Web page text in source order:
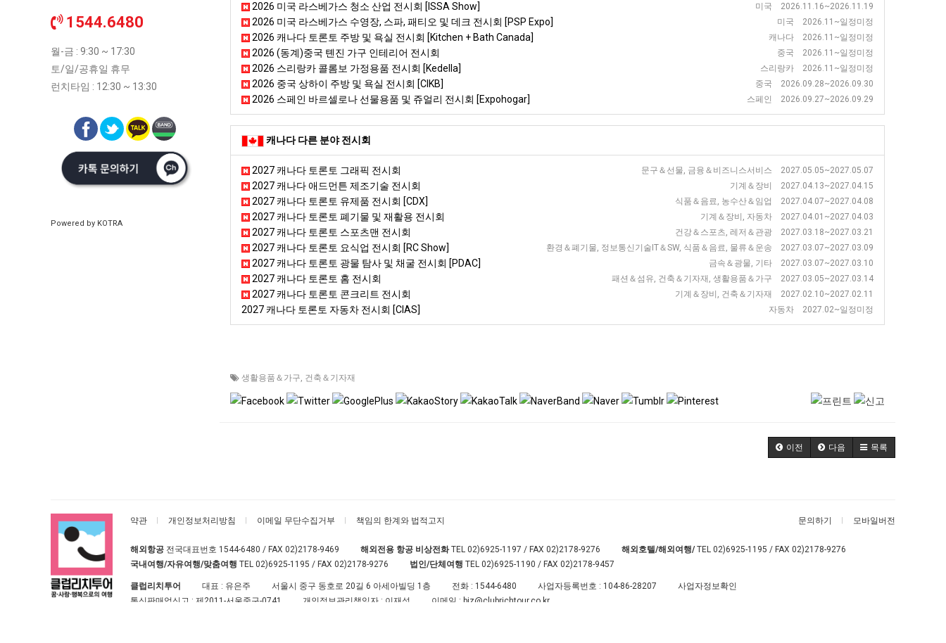
미국 2026.11.16~2026.11.19
2026 미국 라스베가스 청소 산업 전시회 [ISSA Show]
미국 2026.11~일정미정
2026 미국 라스베가스 수영장, 스파, 패티오 및 데크 전시회 [PSP Expo]
캐나다 2026.11~일정미정
2026 캐나다 토론토 주방 및 욕실 전시회 [Kitchen + Bath Canada]
중국 2026.11~일정미정
2026 (동계)중국 톈진 가구 인테리어 전시회
스리랑카 2026.11~일정미정
2026 스리랑카 콜롬보 가정용품 전시회 [Kedella]
중국 2026.09.28~2026.09.30
2026 중국 상하이 주방 및 욕실 전시회 [CIKB]
스페인 2026.09.27~2026.09.29
2026 스페인 바르셀로나 선물용품 및 쥬얼리 전시회 [Expohogar]
캐나다 다른 분야 전시회
문구＆선물, 금융＆비즈니스서비스 2027.05.05~2027.05.07
2027 캐나다 토론토 그래픽 전시회
기계＆장비 2027.04.13~2027.04.15
2027 캐나다 애드먼튼 제조기술 전시회
식품＆음료, 농수산＆임업 2027.04.07~2027.04.08
2027 캐나다 토론토 유제품 전시회 [CDX]
기계＆장비, 자동차 2027.04.01~2027.04.03
2027 캐나다 토론토 폐기물 및 재활용 전시회
건강＆스포츠, 레저＆관광 2027.03.18~2027.03.21
2027 캐나다 토론토 스포츠맨 전시회
환경＆폐기물, 정보통신기술IT＆SW, 식품＆음료, 물류＆운송 2027.03.07~2027.03.09
2027 캐나다 토론토 요식업 전시회 [RC Show]
금속＆광물, 기타 2027.03.07~2027.03.10
2027 캐나다 토론토 광물 탐사 및 채굴 전시회 [PDAC]
패션＆섬유, 건축＆기자재, 생활용품＆가구 2027.03.05~2027.03.14
2027 캐나다 토론토 홈 전시회
기계＆장비, 건축＆기자재 2027.02.10~2027.02.11
2027 캐나다 토론토 콘크리트 전시회
자동차 2027.02~일정미정
2027 캐나다 토론토 자동차 전시회 [CIAS]
생활용품＆가구, 건축＆기자재
이전 다음 목록
1544.6480
월-금 : 9:30 ~ 17:30
토/일/공휴일 휴무
런치타임 : 12:30 ~ 13:30
Powered by KOTRA
약관 개인정보처리방침 이메일 무단수집거부 책임의 한계와 법적고지 문의하기 모바일버전
해외항공전국대표번호 1544-6480 / FAX 02)2178-9469 해외전용 항공 비상전화TEL 02)6925-1197 / FAX 02)2178-9276 해외호텔/해외여행/TEL 02)6925-1195 / FAX 02)2178-9276
국내여행/자유여행/맞춤여행 TEL 02)6925-1195 / FAX 02)2178-9276 법인/단체여행 TEL 02)6925-1190 / FAX 02)2178-9457
클럽리치투어 대표 : 유은주 서울시 중구 동호로 20길 6 아세아빌딩 1층 전화 : 1544-6480 사업자등록번호 : 104-86-28207
사업자정보확인
통신판매업신고 : 제2011-서울중구-0741 개인정보관리책임자 : 이재성 이메일 : biz@clubrichtour.co.kr